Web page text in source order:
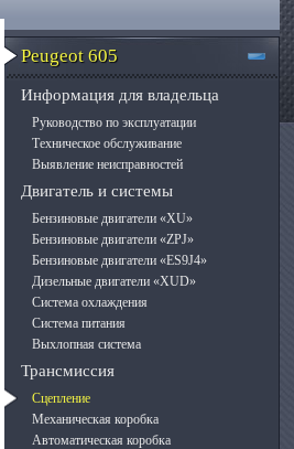
Peugeot 605
Информация для владельца
Руководство по эксплуатации
Техническое обслуживание
Выявление неисправностей
Двигатель и системы
Бензиновые двигатели «XU»
Бензиновые двигатели «ZPJ»
Бензиновые двигатели «ES9J4»
Дизельные двигатели «XUD»
Система охлаждения
Система питания
Выхлопная система
Трансмиссия
Сцепление
Механическая коробка
Автоматическая коробка